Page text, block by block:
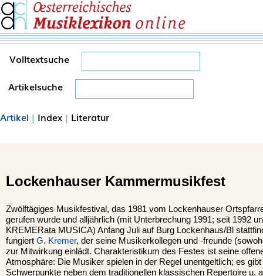
Volltextsuche
Artikelsuche
Artikel | Index | Literatur
Lockenhauser Kammermusikfest
Zwölftägiges Musikfestival, das 1981 vom Lockenhauser
gerufen wurde und alljährlich (mit Unterbrechung 1991; seit 1992
KREMERata MUSICA) Anfang Juli auf Burg Lockenhaus/Bl
fungiert G. Kremer, der seine Musikerkollegen und -freunde
zur Mitwirkung einlädt. Charakteristikum des Festes ist seine
Atmosphäre: Die Musiker spielen in der Regel unentgeltlich; es
Schwerpunkte neben dem traditionellen klassischen Repertoire u.